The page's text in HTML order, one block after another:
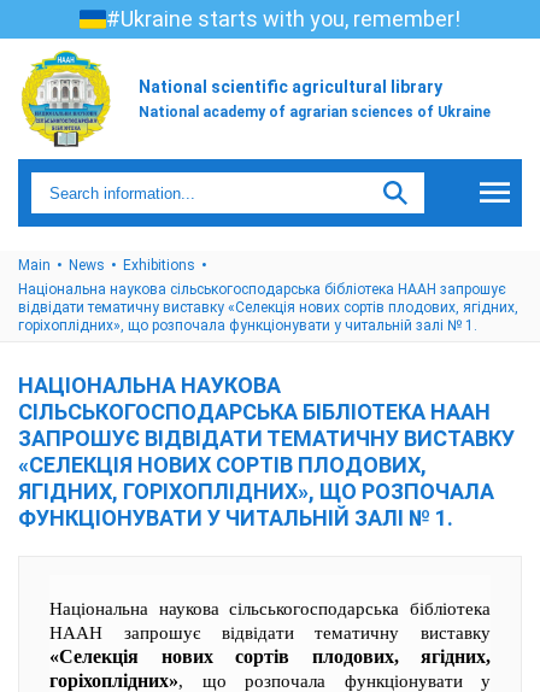
#Ukraine starts with you, remember!
National scientific agricultural library
National academy of agrarian sciences of Ukraine
Main News
Exhibitions
Національна наукова сільськогосподарська бібліотека НААН запрошує
відвідати тематичну виставку «Селекція нових сортів плодових, ягідних,
горіхоплідних», що розпочала функціонувати у читальній залі № 1.
НАЦІОНАЛЬНА НАУКОВА
СІЛЬСЬКОГОСПОДАРСЬКА БІБЛІОТЕКА НААН
ЗАПРОШУЄ ВІДВІДАТИ ТЕМАТИЧНУ ВИСТАВКУ
«СЕЛЕКЦІЯ НОВИХ СОРТІВ ПЛОДОВИХ,
ЯГІДНИХ, ГОРІХОПЛІДНИХ», ЩО РОЗПОЧАЛА
ФУНКЦІОНУВАТИ У ЧИТАЛЬНІЙ ЗАЛІ № 1.
Національна наукова сільськогосподарська бібліотека
НААН запрошує відвідати тематичну виставку
«Селекція нових сортів плодових, ягідних,
горіхоплідних», що розпочала функціонувати у